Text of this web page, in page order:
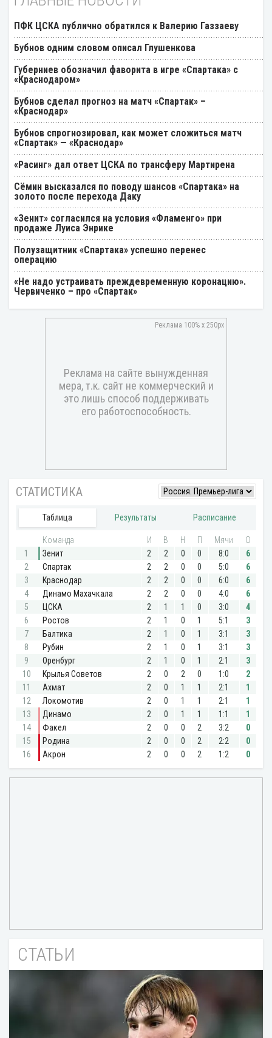
ПФК ЦСКА публично обратился к Валерию Газзаеву
Бубнов одним словом описал Глушенкова
Губерниев обозначил фаворита в игре «Спартака» с
«Краснодаром»
Бубнов сделал прогноз на матч «Спартак» –
«Краснодар»
Бубнов спрогнозировал, как может сложиться матч
«Спартак» — «Краснодар»
«Расинг» дал ответ ЦСКА по трансферу Мартирена
Cёмин высказался по поводу шансов «Спартака» на
золото после перехода Даку
«Зенит» согласился на условия «Фламенго» при
продаже Луиса Энрике
Полузащитник «Спартака» успешно перенес
операцию
«Не надо устраивать преждевременную коронацию».
Червиченко – про «Спартак»
СТАТЬИ